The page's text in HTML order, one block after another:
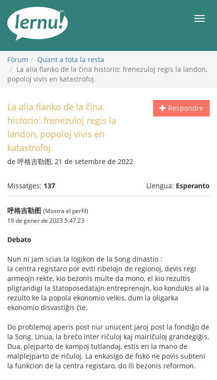
contingut
Fòrum
Quant a tota la resta
La alia flanko de la ĉina historio: frenezuloj regis la landon,
popoloj vivis en katastrofoj.
Respondre
La alia flanko de la ĉina
historio: frenezuloj regis la
landon, popoloj vivis en
katastrofoj.
de 呼格吉勒图, 21 de setembre de 2022
Missatges: 137 Llengua: Esperanto
呼格吉勒图 (Mostra el perfil)
19 de gener de 2023 5.47.23
Debato
Nun ni jam scias la logikon de la Song dinastio :
la centra registaro por eviti ribelojn de regionoj, devis regi
armeojn rekte, kio bezonis multe da mono, el kio rezultis
pligrandigi la ŝtatoposedatajn entreprenojn, kio kondukis al la
rezulto ke la popola ekonomio velkis, dum la oligarka
ekonomio disvastiĝis ĉie.
Do problemoj aperis post nur unucent jaroj post la fondiĝo de
la Song. Unua, la breĉo inter riĉuloj kaj malriĉuloj grandegiĝis.
Dua, plejparto de kampoj tutlandaj, estis en la mano de
malplejparto de riĉuloj. La enkasigo de fisko ne povis subteni
la funkcion de la centra registaro, do ili bezonis reformon.